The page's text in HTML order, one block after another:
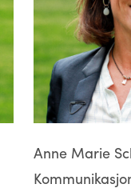
Anne Marie